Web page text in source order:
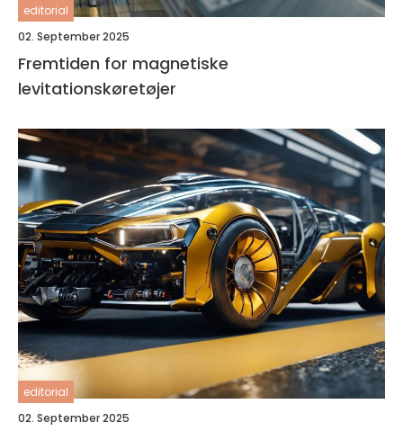
editorial
02. September 2025
Fremtiden for magnetiske
levitationskøretøjer
editorial
02. September 2025